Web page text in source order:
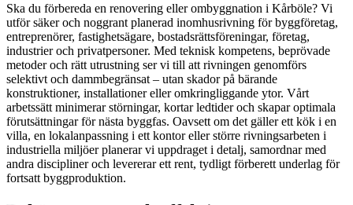
Ska du förbereda en renovering eller ombyggnation i Kårböle? Vi
utför säker och noggrant planerad inomhusrivning för byggföretag,
entreprenörer, fastighetsägare, bostadsrättsföreningar, företag,
industrier och privatpersoner. Med teknisk kompetens, beprövade
metoder och rätt utrustning ser vi till att rivningen genomförs
selektivt och dammbegränsat – utan skador på bärande
konstruktioner, installationer eller omkringliggande ytor. Vårt
arbetssätt minimerar störningar, kortar ledtider och skapar optimala
förutsättningar för nästa byggfas. Oavsett om det gäller ett kök i en
villa, en lokalanpassning i ett kontor eller större rivningsarbeten i
industriella miljöer planerar vi uppdraget i detalj, samordnar med
andra discipliner och levererar ett rent, tydligt förberett underlag för
fortsatt byggproduktion.